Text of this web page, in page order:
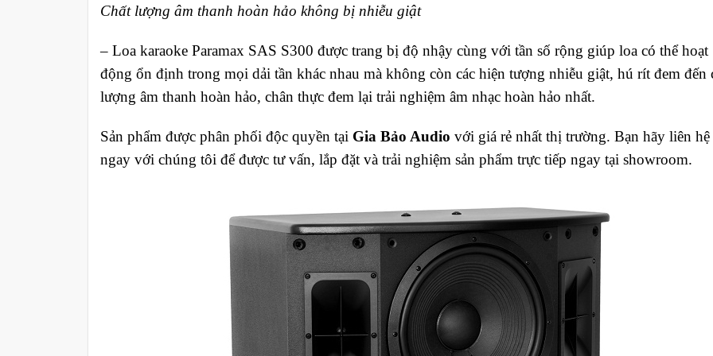
Chất lượng âm thanh hoàn hảo không bị nhiễu giật
–Loa karaoke Paramax SAS S300 được trang bị độ nhậy cùng với tần số rộng giúp loa có thể hoạt
động ổn định trong mọi dải tần khác nhau mà không còn các hiện tượng nhiễu giật, hú rít đem đến
lượng âm thanh hoàn hảo, chân thực đem lại trải nghiệm âm nhạc hoàn hảo nhất.
Sản phẩm được phân phối độc quyền tại Gia Bảo Audio với giá rẻ nhất thị trường. Bạn hãy liên hệ
ngay với chúng tôi để được tư vấn, lắp đặt và trải nghiệm sản phẩm trực tiếp ngay tại showroom.